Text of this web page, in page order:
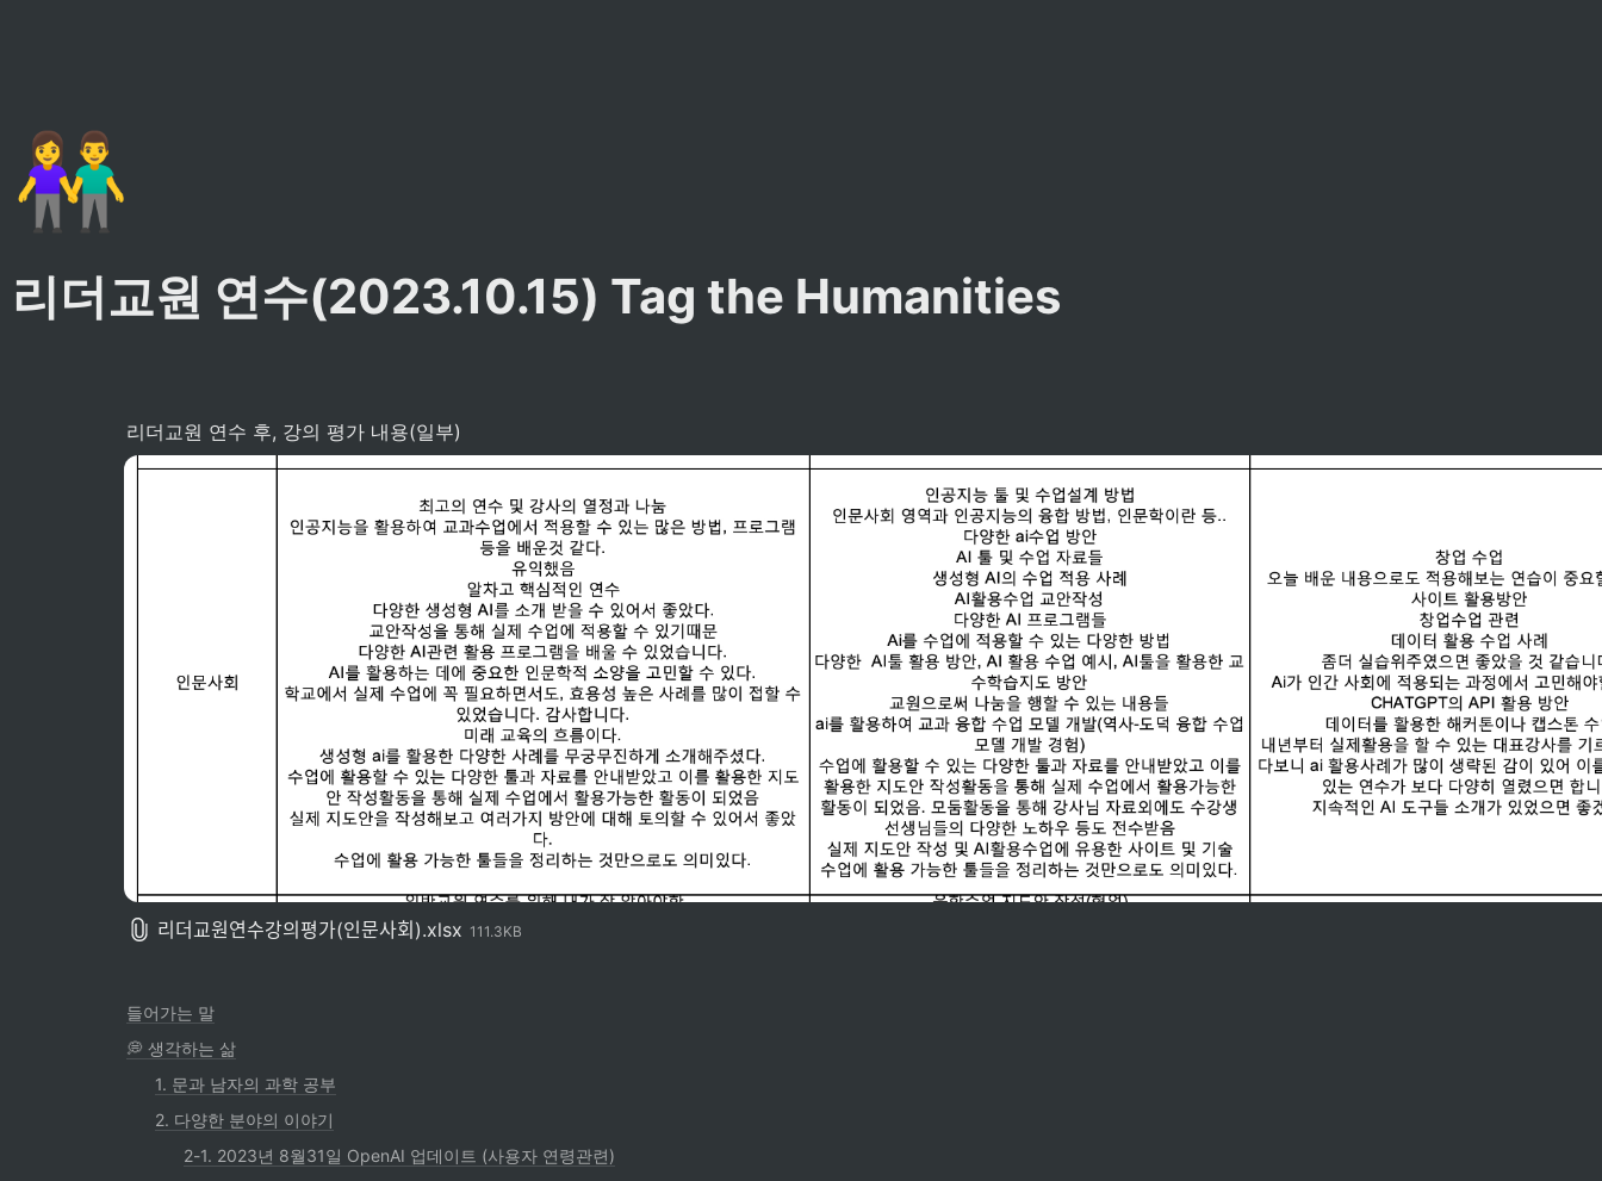
👫
리더교원 연수(2023.10.15) Tag the Humanities
리더교원 연수 후, 강의 평가 내용(일부)
리더교원연수강의평가(인문사회).xlsx 111.3KB
들어가는 말
💭 생각하는 삶
1. 문과 남자의 과학 공부
2. 다양한 분야의 이야기
2-1. 2023년 8월31일 OpenAI 업데이트 (사용자 연령관련)